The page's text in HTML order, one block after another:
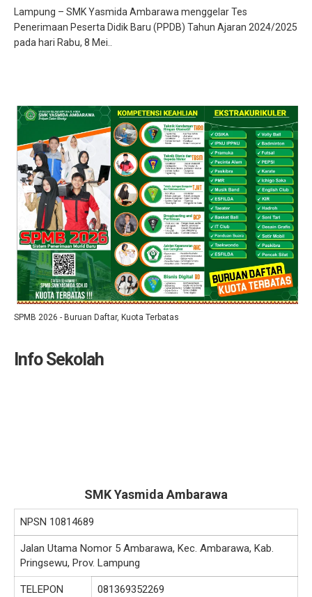
Lampung – SMK Yasmida Ambarawa menggelar Tes
Penerimaan Peserta Didik Baru (PPDB) Tahun Ajaran 2024/2025
pada hari Rabu, 8 Mei..
SPMB 2026 - Buruan Daftar, Kuota Terbatas
Info Sekolah
SMK Yasmida Ambarawa
NPSN 10814689
Jalan Utama Nomor 5 Ambarawa, Kec. Ambarawa, Kab.
Pringsewu, Prov. Lampung
TELEPON 081369352269